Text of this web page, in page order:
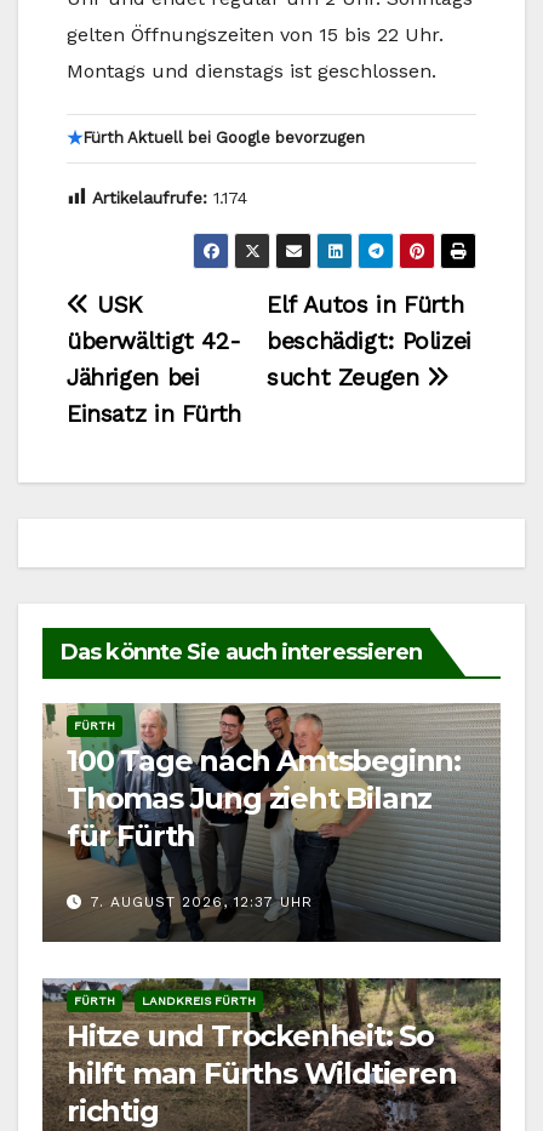
gelten Öffnungszeiten von 15 bis 22 Uhr.
Montags und dienstags ist geschlossen.
★Fürth Aktuell bei Google bevorzugen
Artikelaufrufe: 1.174
Beitragsnavigation
Elf Autos in Fürth
beschädigt: Polizei
sucht Zeugen
USK
überwältigt 42-
Jährigen bei
Einsatz in Fürth
Das könnte Sie auch interessieren
FÜRTH
100 Tage nach Amtsbeginn:
Thomas Jung zieht Bilanz
für Fürth
7. AUGUST 2026, 12:37 UHR
FÜRTH LANDKREIS FÜRTH
Hitze und Trockenheit: So
hilft man Fürths Wildtieren
richtig